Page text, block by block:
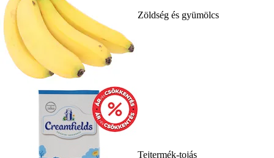
Zöldség és gyümölcs
Tejtermék-tojás